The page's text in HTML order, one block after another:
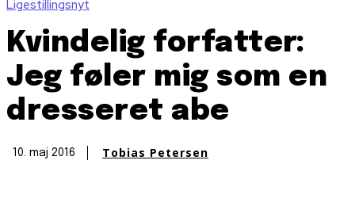
Ligestillingsnyt
Kvindelig forfatter:
Jeg føler mig som en
dresseret abe
10. maj 2016 Tobias Petersen